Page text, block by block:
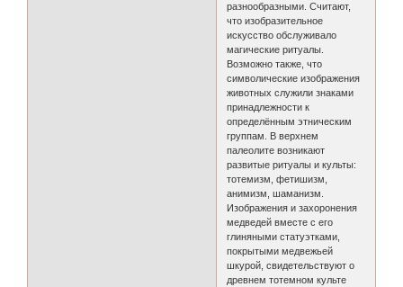
разнообразными. Считают,
что изобразительное
искусство обслуживало
магические ритуалы.
Возможно также, что
символические изображения
животных служили знаками
принадлежности к
определённым этническим
группам. В верхнем
палеолите возникают
развитые ритуалы и культы:
тотемизм, фетишизм,
анимизм, шаманизм.
Изображения и захоронения
медведей вместе с его
глиняными статуэтками,
покрытыми медвежьей
шкурой, свидетельствуют о
древнем тотемном культе